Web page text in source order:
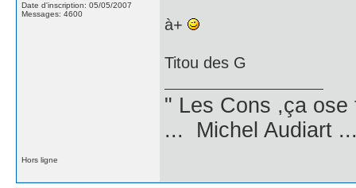
Date d'inscription: 05/05/2007
Messages: 4600
à+
Titou des G
" Les Cons ,ça
... Michel Audiart
Hors ligne